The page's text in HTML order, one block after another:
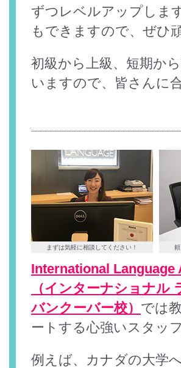
ずつレベルアップしま
もできますので、ぜひ
初級から上級、短期か
いますので、皆さんに
まずは気軽に相談してください！
International Language
（インターナショナル
バンクーバー校） では
ートする心強いスタッ
例えば、カナダの大学